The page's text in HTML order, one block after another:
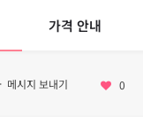
가격 안내
메시지 보내기 0